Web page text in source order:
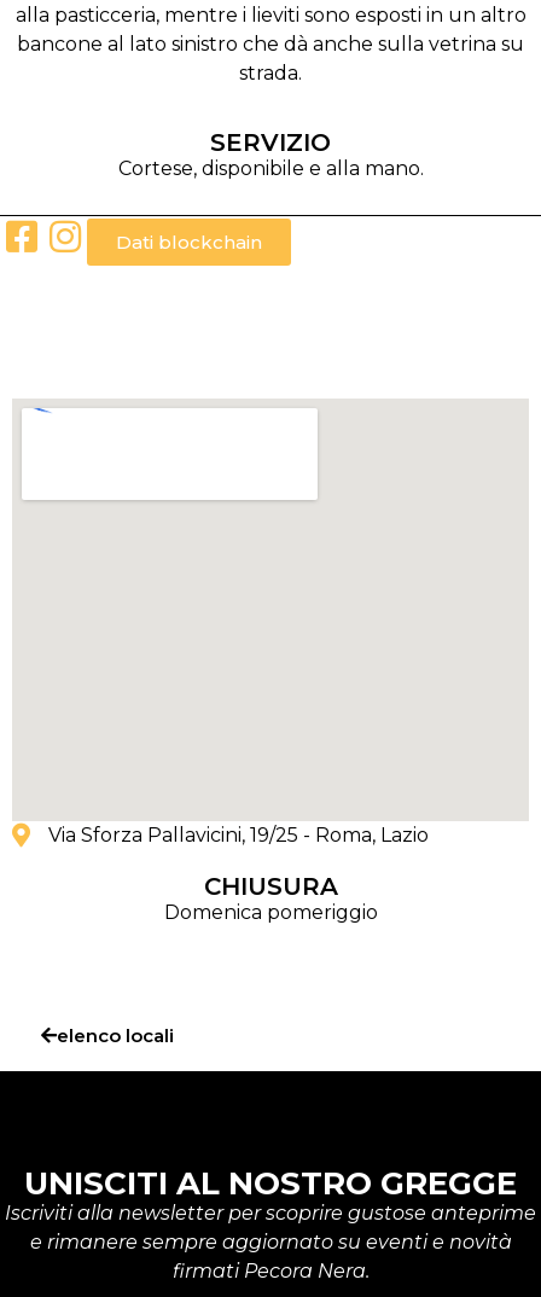
alla pasticceria, mentre i lieviti sono esposti in un altro
bancone al lato sinistro che dà anche sulla vetrina su
strada.
SERVIZIO
Cortese, disponibile e alla mano.
Dati blockchain
Via Sforza Pallavicini, 19/25 - Roma, Lazio
CHIUSURA
Domenica pomeriggio
elenco locali
UNISCITI AL NOSTRO GREGGE
Iscriviti alla newsletter per scoprire gustose anteprime
e rimanere sempre aggiornato su eventi e novità
firmati Pecora Nera.